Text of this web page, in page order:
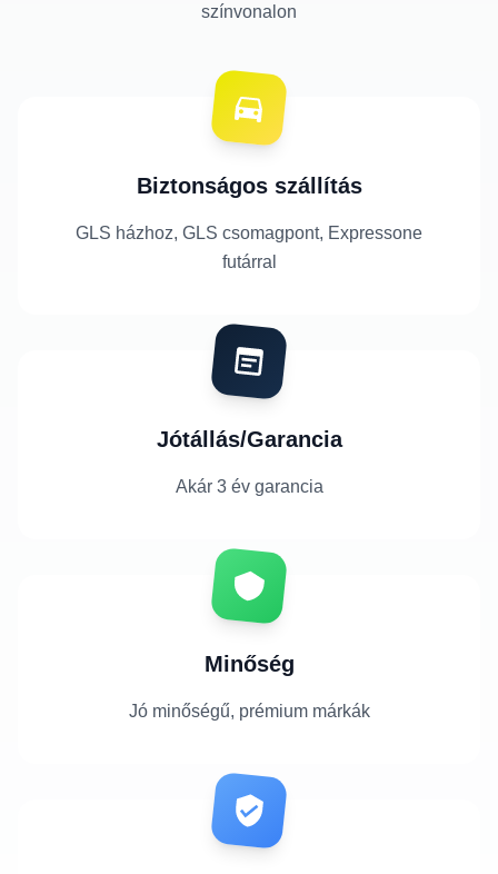
színvonalon
Biztonságos szállítás
GLS házhoz, GLS csomagpont, Expressone
futárral
Jótállás/Garancia
Akár 3 év garancia
Minőség
Jó minőségű, prémium márkák